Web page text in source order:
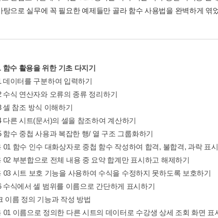
탕으로 실무에 꼭 필요한 예제들만 골라 함수 사용법을 완벽하게 엮
함수 활용을 위한 기초 다지기
데이터를 구분하여 입력하기
수식 연산자와 오류의 종류 정리하기
셀 참조 방식 이해하기
다른 시트(문서)의 셀을 참조하여 계산하기
함수 중첩 사용과 복잡한 행/ 열 구조 그룹화하기
01 함수 인수 대화상자로 중첩 함수 작성하여 합격, 불합격, 과락 표
02 부분합으로 전체 내용 중 요약 합계만 표시하고 해제하기
03 시트 보호 기능을 사용하여 수식을 수정하지 못하도록 보호하기
수식에서 셀 범위를 이름으로 간단하게 표시하기
이름 정의 기능과 작성 방법
01 이름으로 정의한 다른 시트의 데이터로 수강생 상세 조회 화면 표